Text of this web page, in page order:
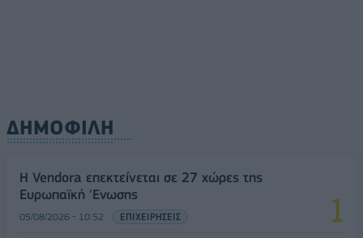
ΔΗΜΟΦΙΛΗ
Η Vendora επεκτείνεται σε 27 χώρες της
Ευρωπαϊκή 'Ενωσης
05/08/2026 - 10:52 ΕΠΙΧΕΙΡΗΣΕΙΣ